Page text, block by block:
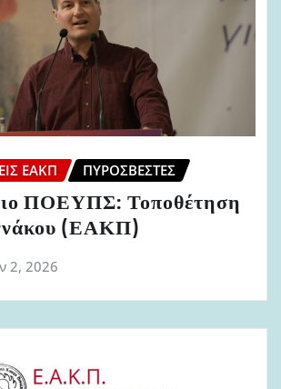
ΕΑΚΠ ΠΥΡΟΣΒΈΣΤΕΣ
ΠΟΕΥΠΣ: Τοποθέτηση
(ΕΑΚΠ)
2, 2026